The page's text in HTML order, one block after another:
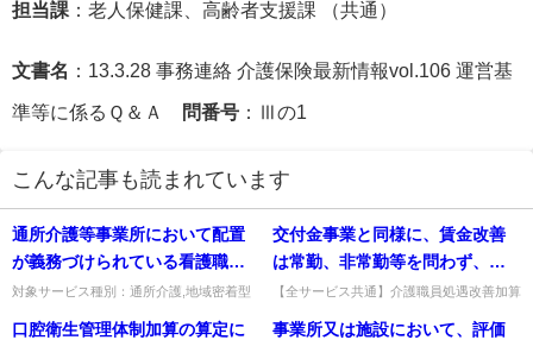
担当課 ：老人保健課、高齢者支援課 （共通）
文書名 ：13.3.28 事務連絡 介護保険最新情報vol.106 運営基
準等に係るＱ＆Ａ 問番号 ：Ⅲの1
こんな記事も読まれています
通所介護等事業所において配置
が義務づけられている看護職員
は、機能訓練指導員を兼ねるこ
対象サービス種別：通所介護,地域密着型
認知症対応型通所介護基準種別:人員基準
交付金事業と同様に、賃金改善
は常勤、非常勤等を問わず、ま
た、一部の介護職員を対象とし
【全サービス共通】介護職員処遇改善加算
いことは可能か。法人全体で要件（改善額
口腔衛生管理体制加算の算定に
事業所又は施設において、評価